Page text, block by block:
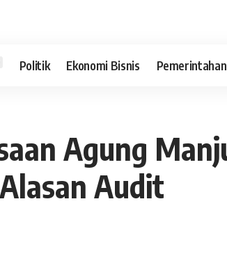
Politik Ekonomi Bisnis Pemerintahan
Agung
Audit